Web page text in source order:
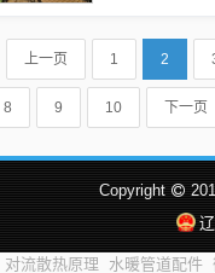
见证了无数精彩
人心的团队对决
上一页 1 2
8 9 10 下一页
Copyright
对流散热原理 水暖管道配件